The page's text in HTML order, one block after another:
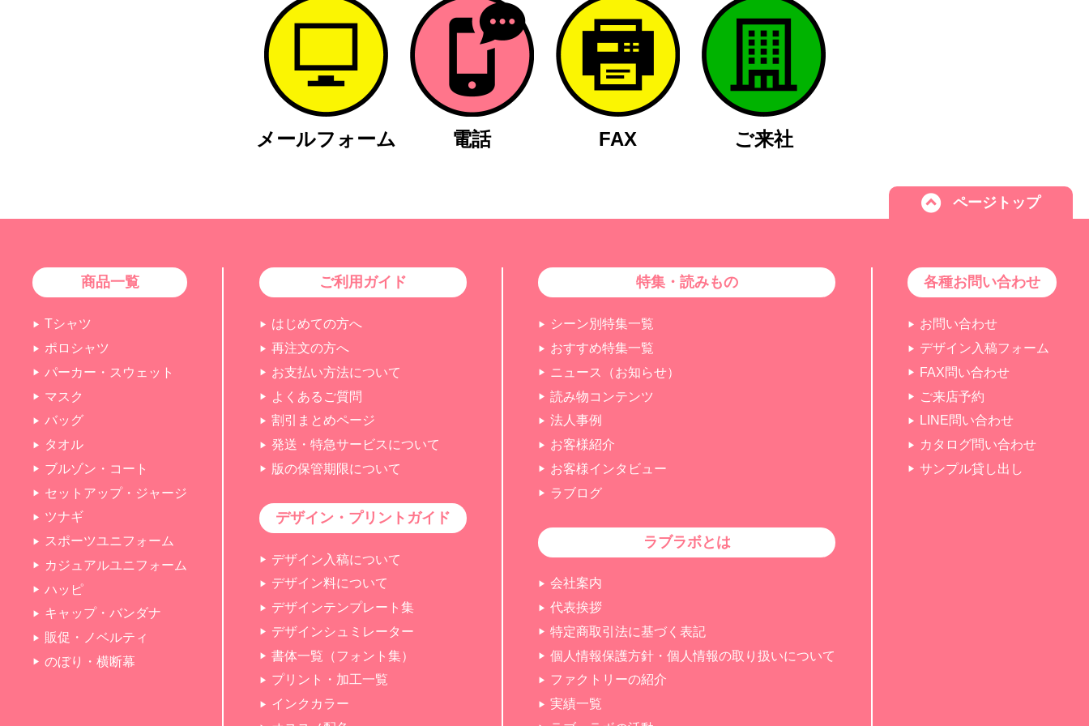
メールフォーム 電話 FAX ご来社
ページトップ
商品一覧
Tシャツ
ポロシャツ
パーカー・スウェット
マスク
バッグ
タオル
ブルゾン・コート
セットアップ・ジャージ
ツナギ
スポーツユニフォーム
カジュアルユニフォーム
ハッピ
キャップ・バンダナ
販促・ノベルティ
のぼり・横断幕
ご利用ガイド
はじめての方へ
再注文の方へ
お支払い方法について
よくあるご質問
割引まとめページ
発送・特急サービスについて
版の保管期限について
デザイン・プリントガイド
デザイン入稿について
デザイン料について
デザインテンプレート集
デザインシュミレーター
書体一覧（フォント集）
プリント・加工一覧
インクカラー
特集・読みもの
シーン別特集一覧
おすすめ特集一覧
ニュース（お知らせ）
読み物コンテンツ
法人事例
お客様紹介
お客様インタビュー
ラブログ
ラブラボとは
会社案内
代表挨拶
特定商取引法に基づく表記
個人情報保護方針・個人情報の取り扱いについて
ファクトリーの紹介
実績一覧
各種お問い合わせ
お問い合わせ
デザイン入稿フォーム
FAX問い合わせ
ご来店予約
LINE問い合わせ
カタログ問い合わせ
サンプル貸し出し